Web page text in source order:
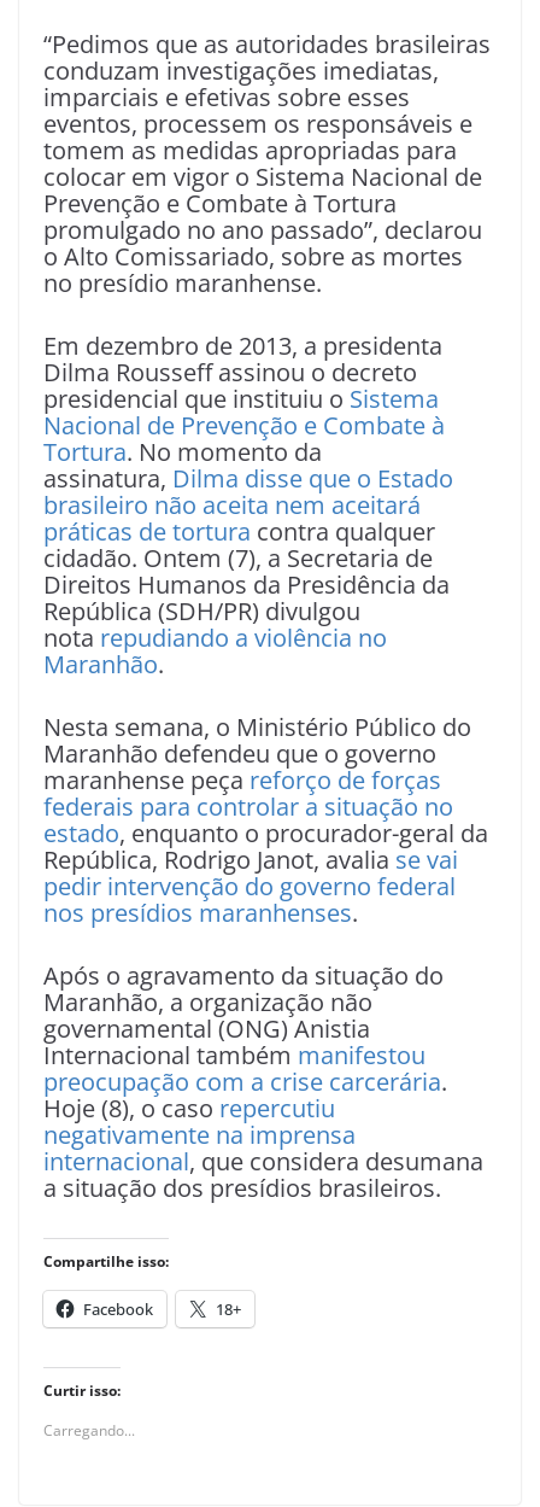
“Pedimos que as autoridades brasileiras
conduzam investigações imediatas,
imparciais e efetivas sobre esses
eventos, processem os responsáveis e
tomem as medidas apropriadas para
colocar em vigor o Sistema Nacional de
Prevenção e Combate à Tortura
promulgado no ano passado”, declarou
o Alto Comissariado, sobre as mortes
no presídio maranhense.
Em dezembro de 2013, a presidenta
Dilma Rousseff assinou o decreto
presidencial que instituiu o Sistema
Nacional de Prevenção e Combate à
Tortura. No momento da
assinatura, Dilma disse que o Estado
brasileiro não aceita nem aceitará
práticas de tortura contra qualquer
cidadão. Ontem (7), a Secretaria de
Direitos Humanos da Presidência da
República (SDH/PR) divulgou
nota repudiando a violência no
Maranhão.
Nesta semana, o Ministério Público do
Maranhão defendeu que o governo
maranhense peça reforço de forças
federais para controlar a situação no
estado, enquanto o procurador-geral da
República, Rodrigo Janot, avalia se vai
pedir intervenção do governo federal
nos presídios maranhenses.
Após o agravamento da situação do
Maranhão, a organização não
governamental (ONG) Anistia
Internacional também manifestou
preocupação com a crise carcerária.
Hoje (8), o caso repercutiu
negativamente na imprensa
internacional, que considera desumana
a situação dos presídios brasileiros.
Compartilhe isso:
Facebook 18+
Curtir isso:
Carregando...